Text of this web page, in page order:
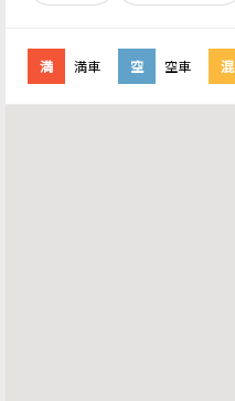
満 満車 空 空車 混